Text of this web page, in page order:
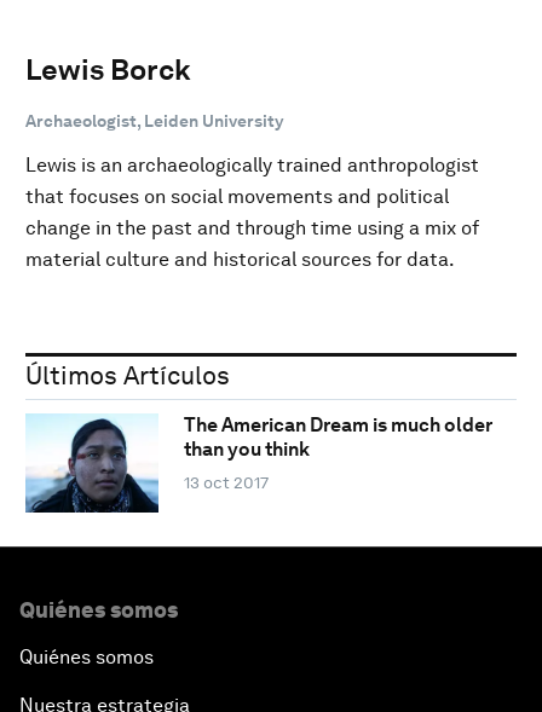
Lewis Borck
Archaeologist, Leiden University
Lewis is an archaeologically trained anthropologist
that focuses on social movements and political
change in the past and through time using a mix of
material culture and historical sources for data.
Últimos Artículos
The American Dream is much older
than you think
13 oct 2017
Quiénes somos
Quiénes somos
Nuestra estrategia